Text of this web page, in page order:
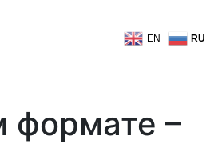
EN RU
формате –